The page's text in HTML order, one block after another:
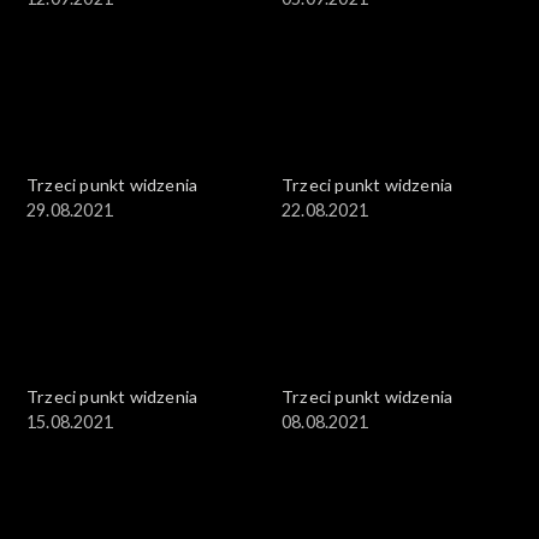
Trzeci punkt widzenia
29.08.2021
Trzeci punkt widzenia
22.08.2021
Trzeci punkt widzenia
15.08.2021
Trzeci punkt widzenia
08.08.2021